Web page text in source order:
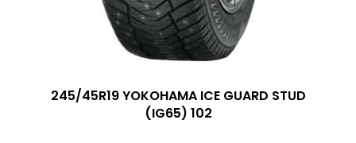
245/45R19 YOKOHAMA ICE GUARD STUD
(IG65) 102